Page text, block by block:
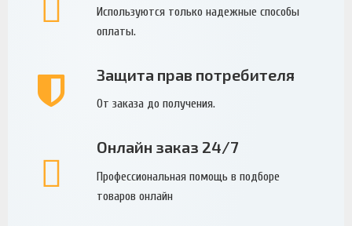
Используются только надежные способы
оплаты.
Защита прав потребителя
От заказа до получения.
Онлайн заказ 24/7
Профессиональная помощь в подборе
товаров онлайн